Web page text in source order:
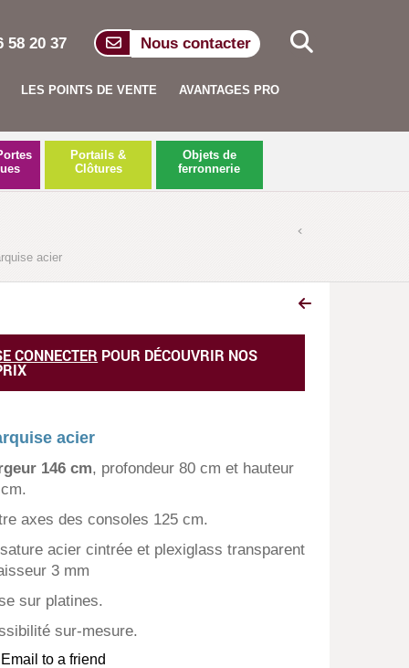
58 20 37 Nous contacter
AVANTAGES PRO
LES POINTS DE VENTE
Portails &
Clôtures
Objets de
ferronnerie
acier
CONNECTER POUR DÉCOUVRIR NOS
acier
146 cm, profondeur 80 cm et hauteur
axes des consoles 125 cm.
acier cintrée et plexiglass transparent
3 mm
sur platines.
sur-mesure.
Email to a friend